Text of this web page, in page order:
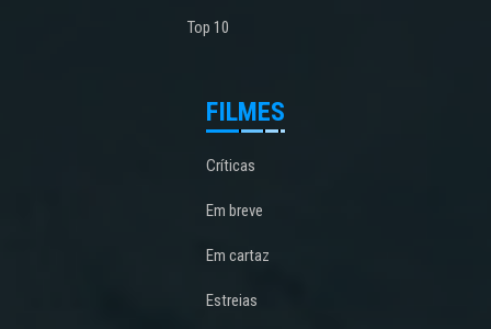
Top 10
FILMES
Críticas
Em breve
Em cartaz
Estreias